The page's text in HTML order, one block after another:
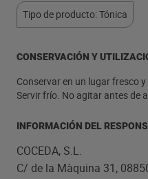
Tipo de producto: Tónica
CONSERVACIÓN Y
Conservar en un lugar fresco
Servir frío. No agitar antes de
INFORMACIÓN DEL
COCEDA, S.L.
C/ de la Màquina 31,